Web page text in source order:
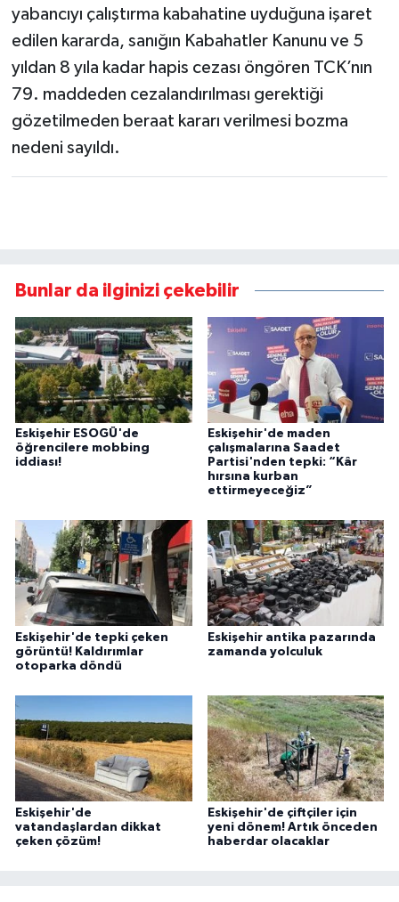
yabancıyı çalıştırma kabahatine uyduğuna işaret
edilen kararda, sanığın Kabahatler Kanunu ve 5
yıldan 8 yıla kadar hapis cezası öngören TCK’nın
79. maddeden cezalandırılması gerektiği
gözetilmeden beraat kararı verilmesi bozma
nedeni sayıldı.
Bunlar da ilginizi çekebilir
Eskişehir ESOGÜ'de
öğrencilere mobbing
iddiası!
Eskişehir'de maden
çalışmalarına Saadet
Partisi'nden tepki: “Kâr
hırsına kurban
ettirmeyeceğiz”
Eskişehir'de tepki çeken
görüntü! Kaldırımlar
otoparka döndü
Eskişehir antika pazarında
zamanda yolculuk
Eskişehir'de
vatandaşlardan dikkat
çeken çözüm!
Eskişehir'de çiftçiler için
yeni dönem! Artık önceden
haberdar olacaklar